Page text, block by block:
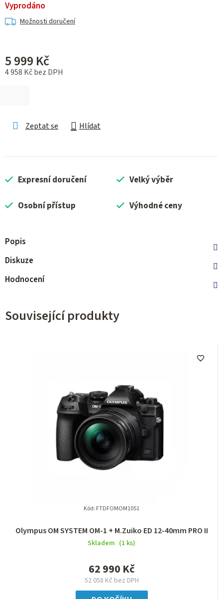
Vyprodáno
Možnosti doručení
5 999 Kč
4 958 Kč bez DPH
Zeptat se Hlídat
Expresní doručení Velký výběr
Osobní přístup Výhodné ceny
Popis
Diskuze
Hodnocení
Související produkty
Olympus OM SYSTEM OM-1 + M.Zuiko ED 12-40mm PRO II
Skladem (1 ks)
52 058 Kč bez DPH
62 990 Kč
Kód: FTDFOMOM1051